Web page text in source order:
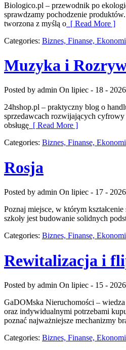
Biologico.pl – przewodnik po
sprawdzamy pochodzenie
tworzona z myślą o [ Read More ]
Categories: Biznes, Finanse,
Muzyka i
Posted by admin On lipiec - 18 - 2026
24hshop.pl – praktyczny blog o
sprzedawcach rozwijających
obsługę [ Read More ]
Categories: Biznes, Finanse,
Rosja
Posted by admin On lipiec - 17 - 2026
Poznaj miejsce, w którym
szkoły jest budowanie solidnych
Categories: Biznes, Finanse,
Rewitalizacja i
Posted by admin On lipiec - 15 - 2026
GaDOMska Nieruchomości –
oraz indywidualnymi potrzebami
poznać najważniejsze mechanizmy
Categories: Biznes, Finanse,